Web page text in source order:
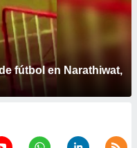
fútbol en Narathiwat,